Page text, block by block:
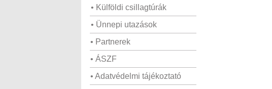
• Külföldi csillagtúrák
• Ünnepi utazások
• Partnerek
• ÁSZF
• Adatvédelmi tájékoztató